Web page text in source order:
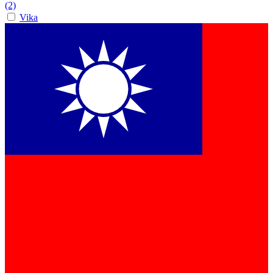
(2)
Vika